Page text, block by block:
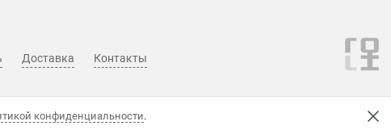
конфиденциальности.
Доставка Контакты